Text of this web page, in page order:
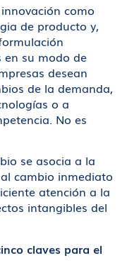
como
de producto y,
su modo de
desean
de la demanda,
o a
No es
se asocia a la
cambio inmediato
atención a la
intangibles del
claves para el